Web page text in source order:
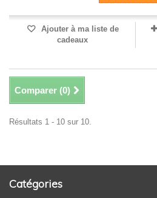
Ajouter à ma liste de
cadeaux
Comparer (0)
Résultats 1 - 10 sur 10.
Catégories